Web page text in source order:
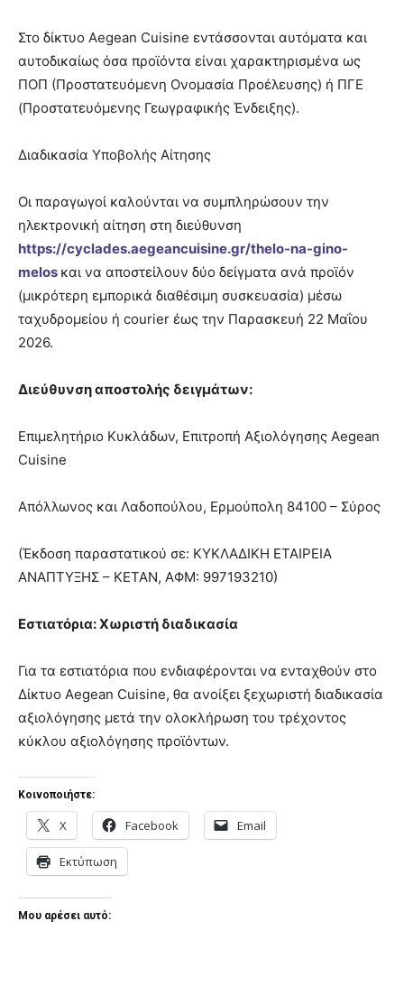
Στο δίκτυο Aegean Cuisine εντάσσονται αυτόματα και
αυτοδικαίως όσα προϊόντα είναι χαρακτηρισμένα ως
ΠΟΠ (Προστατευόμενη Ονομασία Προέλευσης) ή ΠΓΕ
(Προστατευόμενης Γεωγραφικής Ένδειξης).
Διαδικασία Υποβολής Αίτησης
Οι παραγωγοί καλούνται να συμπληρώσουν την
ηλεκτρονική αίτηση στη διεύθυνση
https://cyclades.aegeancuisine.gr/thelo-na-gino-
melos και να αποστείλουν δύο δείγματα ανά προϊόν
(μικρότερη εμπορικά διαθέσιμη συσκευασία) μέσω
ταχυδρομείου ή courier έως την Παρασκευή 22 Μαΐου
2026.
Διεύθυνση αποστολής δειγμάτων:
Επιμελητήριο Κυκλάδων, Επιτροπή Αξιολόγησης Aegean
Cuisine
Απόλλωνος και Λαδοπούλου, Ερμούπολη 84100 – Σύρος
(Έκδοση παραστατικού σε: ΚΥΚΛΑΔΙΚΗ ΕΤΑΙΡΕΙΑ
ΑΝΑΠΤΥΞΗΣ – ΚΕΤΑΝ, ΑΦΜ: 997193210)
Εστιατόρια: Χωριστή διαδικασία
Για τα εστιατόρια που ενδιαφέρονται να ενταχθούν στο
Δίκτυο Aegean Cuisine, θα ανοίξει ξεχωριστή διαδικασία
αξιολόγησης μετά την ολοκλήρωση του τρέχοντος
κύκλου αξιολόγησης προϊόντων.
Κοινοποιήστε:
X Facebook Email
Εκτύπωση
Μου αρέσει αυτό: